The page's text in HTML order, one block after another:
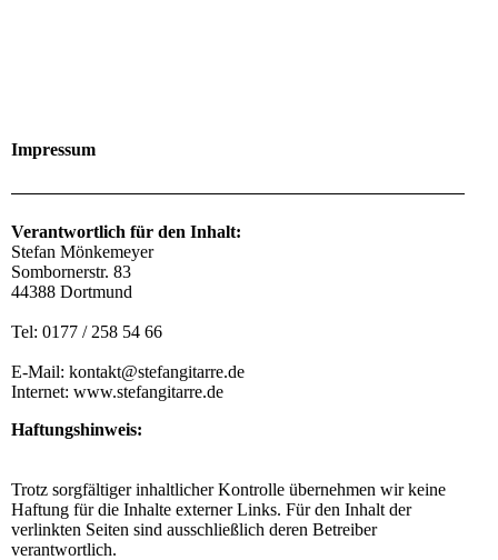
Impressum
Verantwortlich für den Inhalt:
Stefan Mönkemeyer
Sombornerstr. 83
44388 Dortmund
Tel: 0177 / 258 54 66
E-Mail: kontakt@stefangitarre.de
Internet: www.stefangitarre.de
Haftungshinweis:
Trotz sorgfältiger inhaltlicher Kontrolle übernehmen wir keine
Haftung für die Inhalte externer Links. Für den Inhalt der
verlinkten Seiten sind ausschließlich deren Betreiber
verantwortlich.